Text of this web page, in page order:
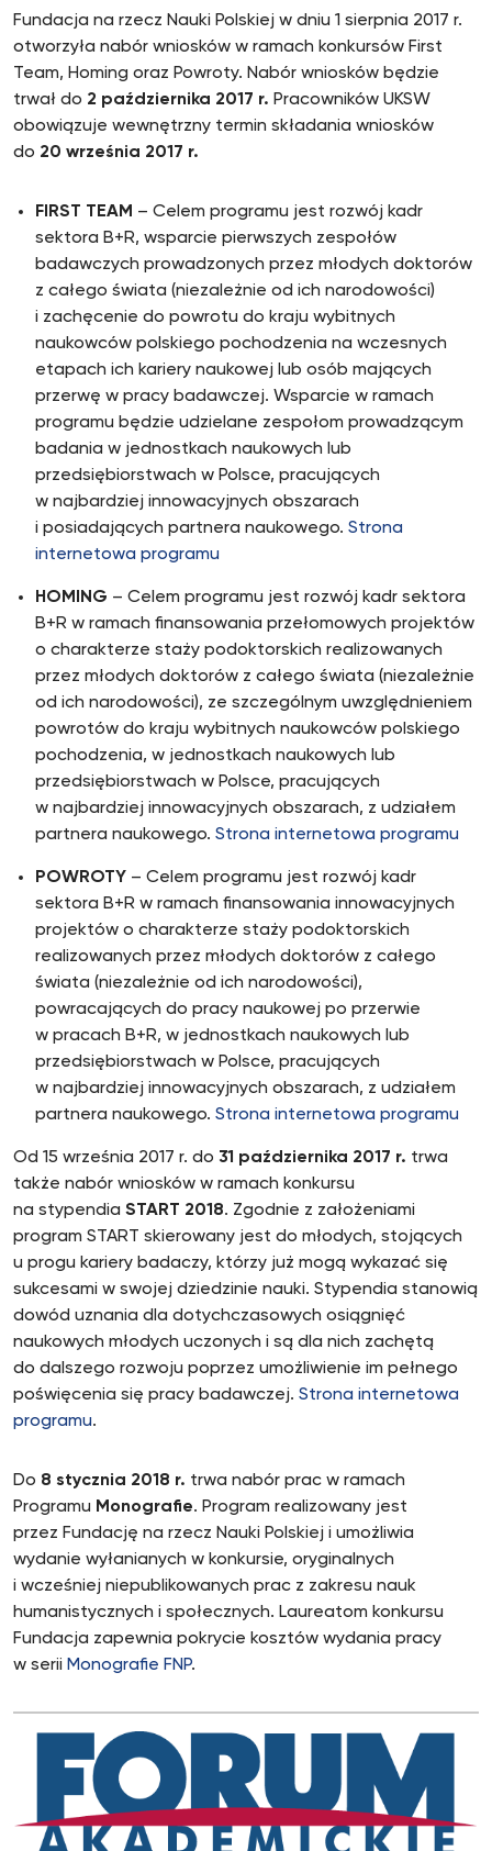
Fundacja na rzecz Nauki Polskiej w dniu 1 sierpnia 2017 r.
otworzyła nabór wniosków w ramach konkursów First
Team, Homing oraz Powroty. Nabór wniosków będzie
trwał do 2 października 2017 r. Pracowników UKSW
obowiązuje wewnętrzny termin składania wniosków
do 20 września 2017 r.
FIRST TEAM – Celem programu jest rozwój kadr
sektora B+R, wsparcie pierwszych zespołów
badawczych prowadzonych przez młodych doktorów
z całego świata (niezależnie od ich narodowości)
i zachęcenie do powrotu do kraju wybitnych
naukowców polskiego pochodzenia na wczesnych
etapach ich kariery naukowej lub osób mających
przerwę w pracy badawczej. Wsparcie w ramach
programu będzie udzielane zespołom prowadzącym
badania w jednostkach naukowych lub
przedsiębiorstwach w Polsce, pracujących
w najbardziej innowacyjnych obszarach
i posiadających partnera naukowego. Strona
internetowa programu
HOMING – Celem programu jest rozwój kadr sektora
B+R w ramach finansowania przełomowych projektów
o charakterze staży podoktorskich realizowanych
przez młodych doktorów z całego świata (niezależnie
od ich narodowości), ze szczególnym uwzględnieniem
powrotów do kraju wybitnych naukowców polskiego
pochodzenia, w jednostkach naukowych lub
przedsiębiorstwach w Polsce, pracujących
w najbardziej innowacyjnych obszarach, z udziałem
partnera naukowego. Strona internetowa programu
POWROTY – Celem programu jest rozwój kadr
sektora B+R w ramach finansowania innowacyjnych
projektów o charakterze staży podoktorskich
realizowanych przez młodych doktorów z całego
świata (niezależnie od ich narodowości),
powracających do pracy naukowej po przerwie
w pracach B+R, w jednostkach naukowych lub
przedsiębiorstwach w Polsce, pracujących
w najbardziej innowacyjnych obszarach, z udziałem
partnera naukowego. Strona internetowa programu
Od 15 września 2017 r. do 31 października 2017 r. trwa
także nabór wniosków w ramach konkursu
na stypendia START 2018. Zgodnie z założeniami
program START skierowany jest do młodych, stojących
u progu kariery badaczy, którzy już mogą wykazać się
sukcesami w swojej dziedzinie nauki. Stypendia stanowią
dowód uznania dla dotychczasowych osiągnięć
naukowych młodych uczonych i są dla nich zachętą
do dalszego rozwoju poprzez umożliwienie im pełnego
poświęcenia się pracy badawczej. Strona internetowa
programu.
Do 8 stycznia 2018 r. trwa nabór prac w ramach
Programu Monografie. Program realizowany jest
przez Fundację na rzecz Nauki Polskiej i umożliwia
wydanie wyłanianych w konkursie, oryginalnych
i wcześniej niepublikowanych prac z zakresu nauk
humanistycznych i społecznych. Laureatom konkursu
Fundacja zapewnia pokrycie kosztów wydania pracy
w serii Monografie FNP.